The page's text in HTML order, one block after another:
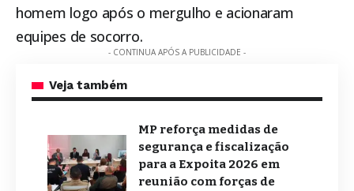
homem logo após o mergulho e acionaram
equipes de socorro.
- CONTINUA APÓS A PUBLICIDADE -
Veja também
MP reforça medidas de
segurança e fiscalização
para a Expoita 2026 em
reunião com forças de